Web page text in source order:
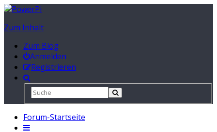
Zum Inhalt
Zum Blog
Anmelden
Registrieren
Forum-Startseite